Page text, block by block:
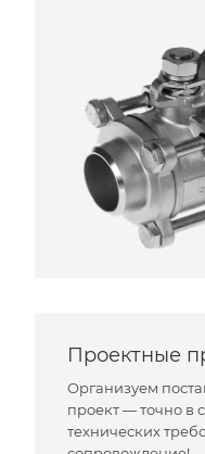
Проектные
Организуем
проект — точно в
технических